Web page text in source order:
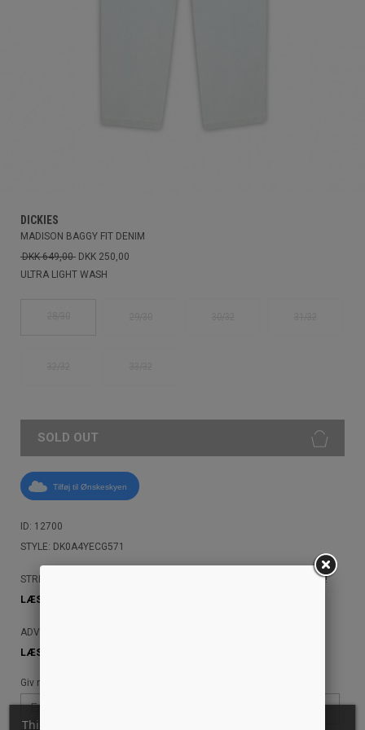
DICKIES
MADISON BAGGY FIT DENIM
DKK 649,00 DKK 250,00
ULTRA LIGHT WASH
SOLD OUT
Tilføj til Ønskeskyen
ID: 12700
STYLE: DK0A4YECG571
STREETAMMO ANBEFALER, AT DU IKKE MASKINVASKER DINE JEANS!
LÆS MERE HER!
ADVARSEL: JEANS KAN AFGIVE FARVE
LÆS MERE HER!
Giv mig besked når den er tilbage på lager:
This website uses its own and third-party cookies to